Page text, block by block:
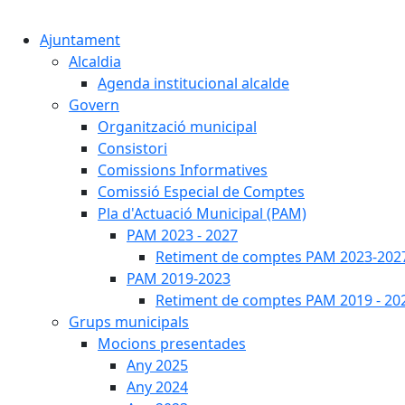
Ajuntament
Alcaldia
Agenda institucional alcalde
Govern
Organització municipal
Consistori
Comissions Informatives
Comissió Especial de Comptes
Pla d'Actuació Municipal (PAM)
PAM 2023 - 2027
Retiment de comptes PAM 2023-
PAM 2019-2023
Retiment de comptes PAM 2019 -
Grups municipals
Mocions presentades
Any 2025
Any 2024